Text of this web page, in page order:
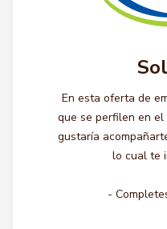
En esta oferta de
que se perfilen en el
gustaría
lo cual te
-